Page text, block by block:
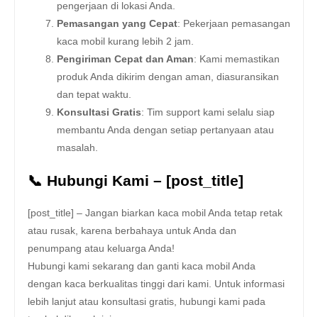
pengerjaan di lokasi Anda.
Pemasangan yang Cepat: Pekerjaan pemasangan
kaca mobil kurang lebih 2 jam.
Pengiriman Cepat dan Aman: Kami memastikan
produk Anda dikirim dengan aman, diasuransikan
dan tepat waktu.
Konsultasi Gratis: Tim support kami selalu siap
membantu Anda dengan setiap pertanyaan atau
masalah.
📞 Hubungi Kami – [post_title]
[post_title] – Jangan biarkan kaca mobil Anda tetap retak
atau rusak, karena berbahaya untuk Anda dan
penumpang atau keluarga Anda!
Hubungi kami sekarang dan ganti kaca mobil Anda
dengan kaca berkualitas tinggi dari kami. Untuk informasi
lebih lanjut atau konsultasi gratis, hubungi kami pada